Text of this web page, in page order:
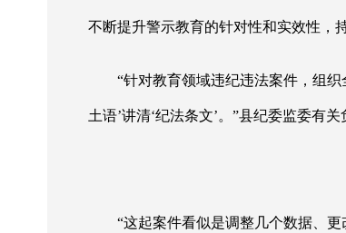
不断提升警示教育的针对性和实效性，
“针对教育领域违纪违法案件，组
土语’讲清‘纪法条文’。”县纪委监委有
“这起案件看似是调整几个数据、